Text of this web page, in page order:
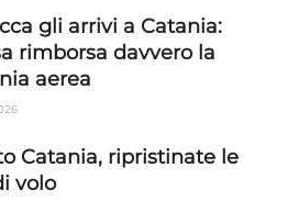
gli arrivi a Catania:
rimborsa davvero la
aerea
Catania, ripristinate le
volo